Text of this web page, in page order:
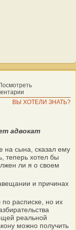
ВЫ ХОТЕЛИ ЗНАТЬ?
адвокат
на сына, сказал ему
теперь хотел бы
ли я о своем
и причинах
расписке, но их
реальной
можно получить